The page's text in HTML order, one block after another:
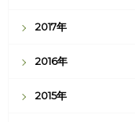
2017年
2016年
2015年